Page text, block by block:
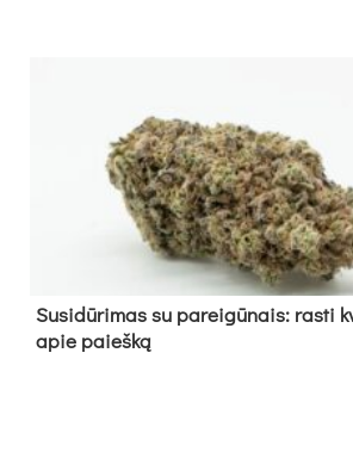
Su­si­dū­ri­mas su pa­rei­gū­nais: ras­ti
apie paieš­ką